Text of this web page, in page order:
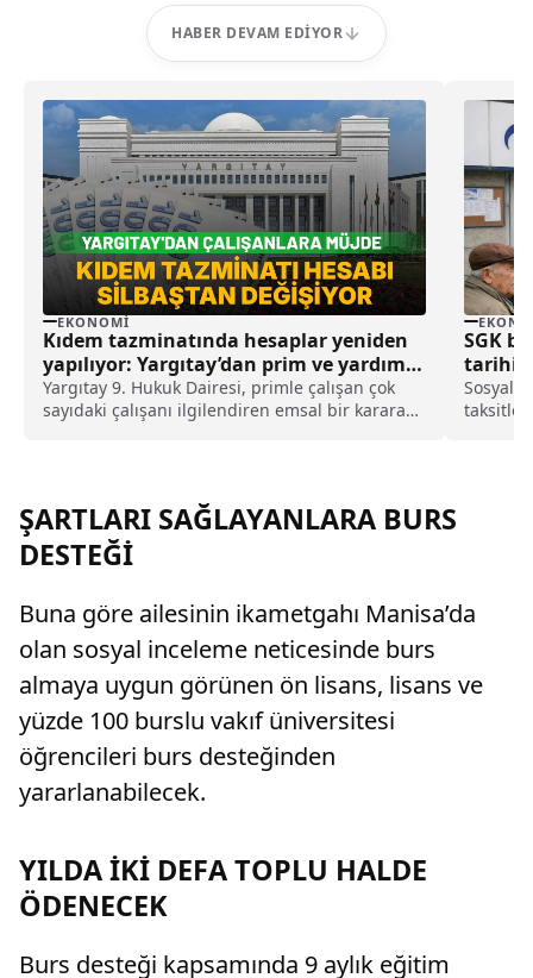
HABER DEVAM EDIYOR
EKONOMI
Kıdem tazminatında hesaplar yeniden
yapılıyor: Yargıtay’dan prim ve yardım
ödemeleri için emsal karar
Yargıtay 9. Hukuk Dairesi, primle çalışan çok
sayıdaki çalışanı ilgilendiren emsal bir karara
alınmasını kararlaştırdı.
SGK
tarihi
Sosyal
ŞARTLARI SAĞLAYANLARA BURS
DESTEĞİ
Buna göre ailesinin ikametgahı Manisa’da
olan sosyal inceleme neticesinde burs
almaya uygun görünen ön lisans, lisans ve
yüzde 100 burslu vakıf üniversitesi
öğrencileri burs desteğinden
yararlanabilecek.
YILDA İKİ DEFA TOPLU HALDE
ÖDENECEK
Burs desteği kapsamında 9 aylık eğitim